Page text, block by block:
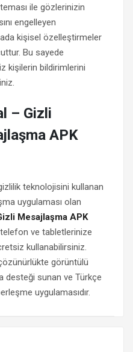
teması ile gözlerinizin
engelleyen
kişisel özelleştirmeler
Bu sayede
kişilerin bildirimlerini
– Gizli
APK
teknolojisini kullanan
uygulaması olan
Mesajlaşma APK
ve tabletlerinize
kullanabilirsiniz.
görüntülü
desteği sunan ve Türkçe
uygulamasıdır.